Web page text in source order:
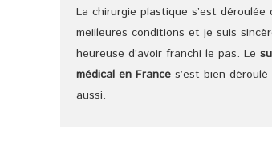
La chirurgie plastique s’est déroulée
meilleures conditions et je suis
heureuse d’avoir franchi le pas. Le
médical en France s’est bien déroulé
aussi.